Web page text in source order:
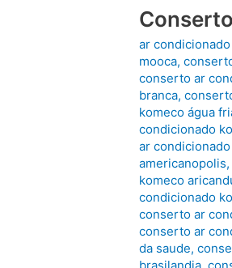
ar
mooca,
conserto ar
branca,
komeco água
condicionado
ar
americanopolis
komeco
condicionado
conserto ar
conserto ar
da saude,